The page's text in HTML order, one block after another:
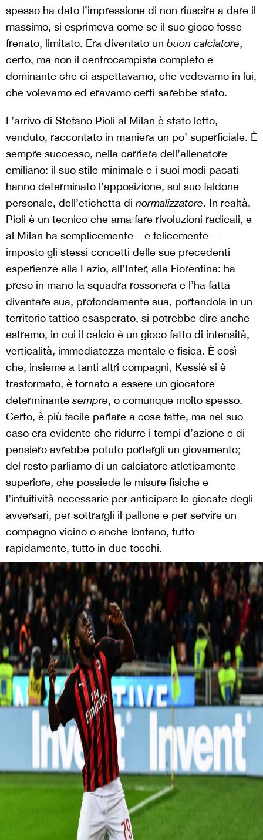
spesso ha dato l’impressione di non riuscire a dare il
massimo, si esprimeva come se il suo gioco fosse
frenato, limitato. Era diventato un buon calciatore,
certo, ma non il centrocampista completo e
dominante che ci aspettavamo, che vedevamo in lui,
che volevamo ed eravamo certi sarebbe stato.
L’arrivo di Stefano Pioli al Milan è stato letto,
venduto, raccontato in maniera un po’ superficiale. È
sempre successo, nella carriera dell’allenatore
emiliano: il suo stile minimale e i suoi modi pacati
hanno determinato l’apposizione, sul suo faldone
personale, dell’etichetta di normalizzatore. In realtà,
Pioli è un tecnico che ama fare rivoluzioni radicali, e
al Milan ha semplicemente – e felicemente –
imposto gli stessi concetti delle sue precedenti
esperienze alla Lazio, all’Inter, alla Fiorentina: ha
preso in mano la squadra rossonera e l’ha fatta
diventare sua, profondamente sua, portandola in un
territorio tattico esasperato, si potrebbe dire anche
estremo, in cui il calcio è un gioco fatto di intensità,
verticalità, immediatezza mentale e fisica. È così
che, insieme a tanti altri compagni, Kessié si è
trasformato, è tornato a essere un giocatore
determinante sempre, o comunque molto spesso.
Certo, è più facile parlare a cose fatte, ma nel suo
caso era evidente che ridurre i tempi d’azione e di
pensiero avrebbe potuto portargli un giovamento;
del resto parliamo di un calciatore atleticamente
superiore, che possiede le misure fisiche e
l’intuitività necessarie per anticipare le giocate degli
avversari, per sottrargli il pallone e per servire un
compagno vicino o anche lontano, tutto
rapidamente, tutto in due tocchi.